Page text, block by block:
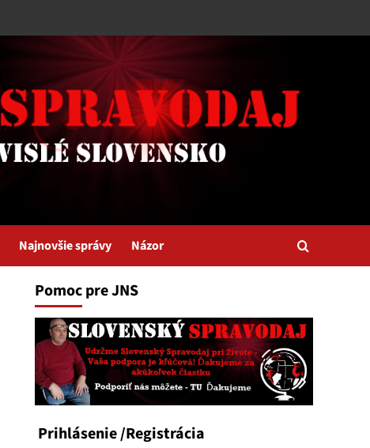
Najnovšie správy Názor
Pomoc pre JNS
Prihlásenie/Registrácia